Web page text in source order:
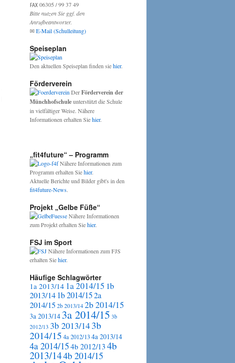
℻ 06305 / 99 37 49
Bitte nutzen Sie ggf. den
Anrufbeantworter.
✉E-Mail (Schulleitung)
Speiseplan
Den aktuellen Speiseplan finden siehier.
Förderverein
DerFörderverein der
Münchhofschuleunterstützt die Schule
in vielfältiger Weise. Nähere
Informationen erhalten Siehier.
„fit4future“ – Programm
Nähere Informationen zum
Programm erhalten Siehier.
Aktuelle Berichte und Bilder gibt's in den
fit4future-News.
Projekt „Gelbe Füße“
Nähere Informationen
zum Projekt erhalten Siehier.
FSJ im Sport
Nähere Informationen zum FJS
erhalten Siehier.
Häufige Schlagwörter
1a 2013/14 1a 2014/15 1b
2013/14 1b 2014/152a
2014/152b 2013/142b 2014/15
3a 2013/14 3a 2014/15 3b
2012/13 3b 2013/143b
2014/15 4a 2012/134a 2013/14
4a 2014/15 4b 2012/13 4b
2013/144b 2014/15